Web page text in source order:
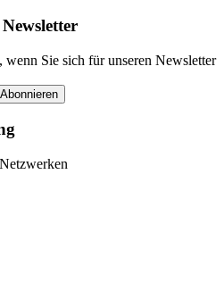
Sie sich für unseren Newsletter
Abonnieren